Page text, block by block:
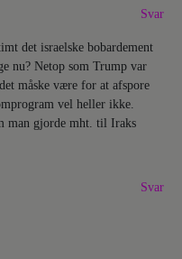
det israelske bobardement
nu? Netop som Trump var
måske være for at afspore
vel heller ikke.
man gjorde mht. til Iraks
Svar
Svar